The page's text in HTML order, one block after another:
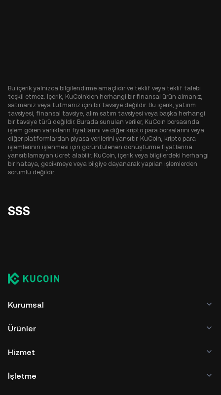
Bu içerik yalnızca bilgilendirme amaçlıdır ve teklif veya teklif talebi
teşkil etmez. İçerik, KuCoin'den herhangi bir finansal ürün almanız,
satmanız veya tutmanız için bir tavsiye değildir. Bu içerik, yatırım
tavsiyesi, finansal tavsiye, alım satım tavsiyesi veya başka herhangi
bir tavsiye türü değildir. Burada sunulan veriler, KuCoin borsasında
işlem gören varlıkların fiyatlarını ve diğer kripto para borsalarını veya
diğer platformlardan piyasa verilerini yansıtır. KuCoin, kripto para
işlemlerinin işlenmesi için görüntülenen dönüştürme fiyatlarına
yansıtılamayan ücret alabilir. KuCoin, içerik veya bilgilerdeki herhangi
bir hataya, gecikmeye veya bilgiye dayanarak yapılan işlemlerden
sorumlu değildir.
SSS
Kurumsal
Ürünler
Hizmet
İşletme